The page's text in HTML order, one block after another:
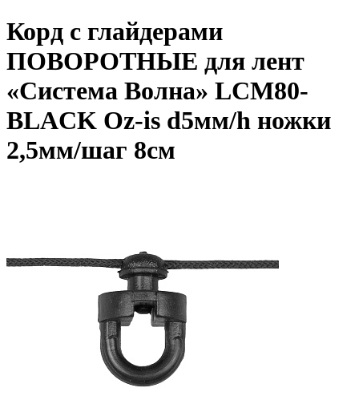
Корд с глайдерами
ПОВОРОТНЫЕ для лент
«Система Волна» LCM80-
BLACK Oz-is d5мм/h ножки
2,5мм/шаг 8см